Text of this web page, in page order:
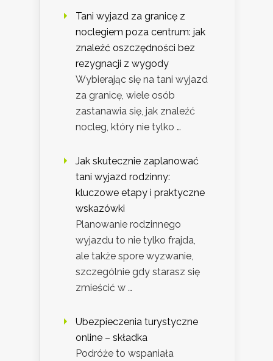
Tani wyjazd za granicę z
noclegiem poza centrum: jak
znaleźć oszczędności bez
rezygnacji z wygody
Wybierając się na tani wyjazd
za granicę, wiele osób
zastanawia się, jak znaleźć
nocleg, który nie tylko …
Jak skutecznie zaplanować
tani wyjazd rodzinny:
kluczowe etapy i praktyczne
wskazówki
Planowanie rodzinnego
wyjazdu to nie tylko frajda,
ale także spore wyzwanie,
szczególnie gdy starasz się
zmieścić w …
Ubezpieczenia turystyczne
online – składka
Podróże to wspaniała